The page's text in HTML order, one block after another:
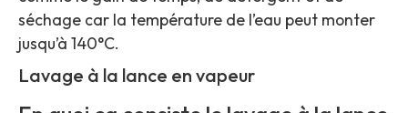
séchage car la température de l’eau peut monter
jusqu’à 140°C.
Lavage à la lance en vapeur